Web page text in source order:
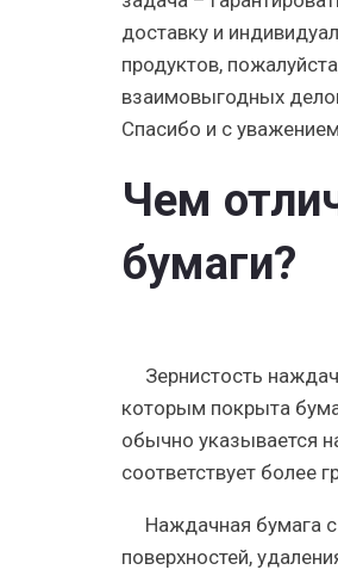
доставку и
продуктов,
взаимовыгодных
Спасибо и с
Чем
бумаги?
Зернистость
которым покрыта
обычно указывается
соответствует более
Наждачная бумага
поверхностей,